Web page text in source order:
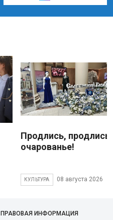
Продлись, продлись
очарованье!
КУЛЬТУРА 08 августа 2026
ПРАВОВАЯ ИНФОРМАЦИЯ